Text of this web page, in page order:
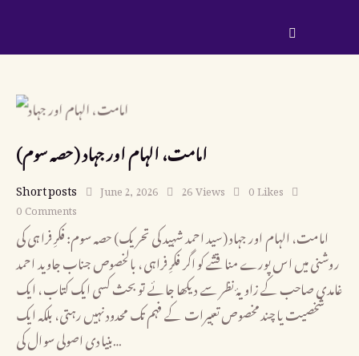
(حصہ سوم) امامت، الہام اور جہاد
Short posts June 2, 2026 26Views 0Likes
0Comments
امامت، الہام اور جہاد (سید احمد شہید کی تحریک) حصہ سوم: فکرِ فراہی کی
روشنی میں اس پورے مناقشے کو اگر فکرِ فراہی، بالخصوص جناب جاوید احمد
غامدی صاحب کے زاویۂ نظر سے دیکھا جائے تو بحث کسی ایک کتاب، ایک
شخصیت یا چند مخصوص تعبیرات کے فہم تک محدود نہیں رہتی، بلکہ ایک
بنیادی اصولی سوال کی…